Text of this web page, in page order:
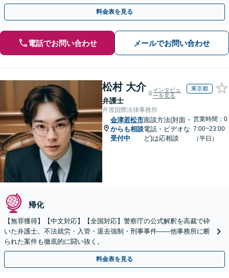
歩を踏み出してみませんか。【初回相談無料】
料金表を見る
電話でお問い合わせ メールでお問い合わせ
松村 大介
弁護士
インタビュ
ーを見る
東京都
舟渡国際法律事務所
会津若松市
からも相談
受付中
面談方法(対面・
電話・ビデオな
ど)は応相談
営業時間：0
7:00~23:00
（平日）
帰化
【無罪獲得】【中文対応】【全国対応】警察庁の公式解釈を高裁で砕
いた弁護士。不法就労・入管・退去強制・刑事事件——他事務所に断
られた案件も徹底的に闘い抜く。
料金表を見る